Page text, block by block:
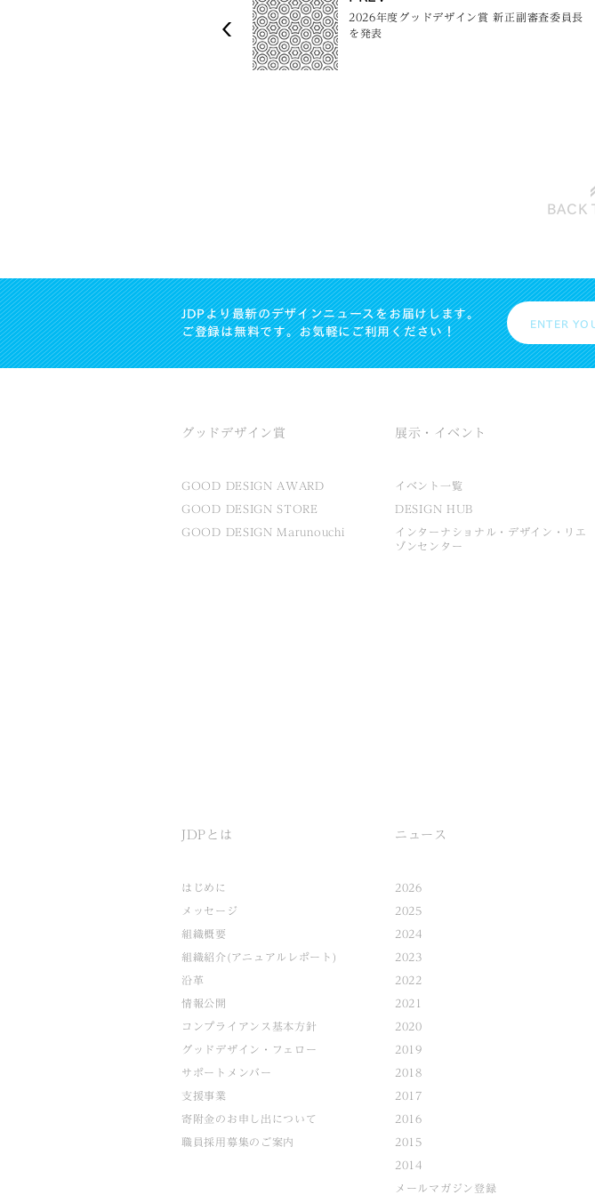
2026年度グッドデザイン賞 新正副審査委員長
を発表
BACK
JDPより最新のデザインニュースをお届けします。
ご登録は無料です。お気軽にご利用ください！
グッドデザイン賞
GOOD DESIGN AWARD
GOOD DESIGN STORE
GOOD DESIGN Marunouchi
展示・イベント
イベント一覧
DESIGN HUB
インターナショナル・デザイン・リエ
ゾンセンター
JDPとは
はじめに
メッセージ
組織概要
組織紹介(アニュアルレポート)
沿革
情報公開
コンプライアンス基本方針
グッドデザイン・フェロー
サポートメンバー
支援事業
寄附金のお申し出について
職員採用募集のご案内
ニュース
2026
2025
2024
2023
2022
2021
2020
2019
2018
2017
2016
2015
2014
メールマガジン登録